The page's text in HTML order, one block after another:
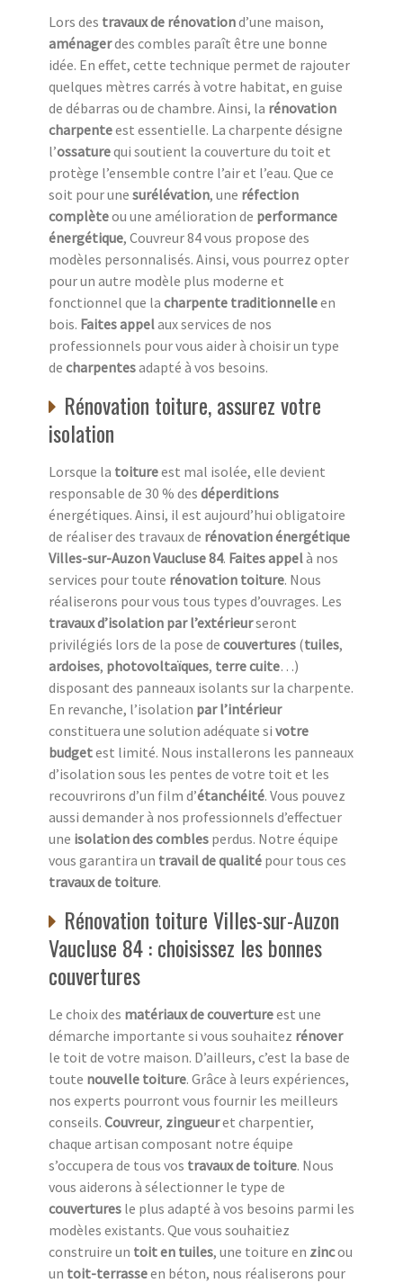
Lors des travaux de rénovationd’une maison,
aménagerdes combles paraît être une bonne
idée. En effet, cette technique permet de rajouter
quelques mètres carrés à votre habitat, en guise
de débarras ou de chambre. Ainsi, la rénovation
charpenteest essentielle. La charpente désigne
l’ossaturequi soutient la couverture du toit et
protège l’ensemble contre l’air et l’eau. Que ce
soit pour une surélévation, une réfection
complèteou une amélioration de performance
énergétique, Couvreur 84 vous propose des
modèles personnalisés. Ainsi, vous pourrez opter
pour un autre modèle plus moderne et
fonctionnel que la charpente traditionnelleen
bois. Faites appelaux services de nos
professionnels pour vous aider à choisir un type
de charpentesadapté à vos besoins.
Rénovation toiture, assurez votre
isolation
Lorsque la toitureest mal isolée, elle devient
responsable de 30 % des déperditions
énergétiques. Ainsi, il est aujourd’hui obligatoire
de réaliser des travaux de rénovation énergétique
Villes-sur-Auzon Vaucluse 84. Faites appelà nos
services pour toute rénovation toiture. Nous
réaliserons pour vous tous types d’ouvrages. Les
travaux d’isolation par l’extérieurseront
privilégiés lors de la pose de couvertures (tuiles,
ardoises, photovoltaïques, terre cuite…)
disposant des panneaux isolants sur la charpente.
En revanche, l’isolation par l’intérieur
constituera une solution adéquate si votre
budgetest limité. Nous installerons les panneaux
d’isolation sous les pentes de votre toit et les
recouvrirons d’un film d’étanchéité. Vous pouvez
aussi demander à nos professionnels d’effectuer
une isolation des combles perdus. Notre équipe
vous garantira un travail de qualité pour tous ces
travaux de toiture.
Rénovation toiture Villes-sur-Auzon
Vaucluse 84 : choisissez les bonnes
couvertures
Le choix des matériaux de couvertureest une
démarche importante si vous souhaitez rénover
le toit de votre maison. D’ailleurs, c’est la base de
toute nouvelle toiture. Grâce à leurs expériences,
nos experts pourront vous fournir les meilleurs
conseils. Couvreur, zingueuret charpentier,
chaque artisan composant notre équipe
s’occupera de tous vos travaux de toiture. Nous
vous aiderons à sélectionner le type de
couvertures le plus adapté à vos besoins parmi les
modèles existants. Que vous souhaitiez
construire un toit en tuiles, une toiture en zincou
un toit-terrasseen béton, nous réaliserons pour